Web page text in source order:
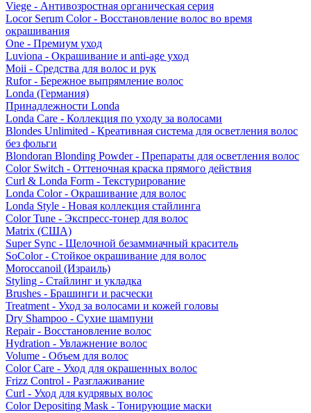
Viege - Антивозростная органическая серия
Locor Serum Color - Восстановление волос во время
окрашивания
One - Премиум уход
Luviona - Окрашивание и anti-age уход
Moii - Средства для волос и рук
Rufor - Бережное выпрямление волос
Londa (Германия)
Принадлежности Londa
Londa Care - Коллекция по уходу за волосами
Blondes Unlimited - Креативная система для осветления волос
без фольги
Blondoran Blonding Powder - Препараты для осветления волос
Color Switch - Оттеночная краска прямого действия
Curl & Londa Form - Текстурирование
Londa Color - Окрашивание для волос
Londa Style - Новая коллекция стайлинга
Color Tune - Экспресс-тонер для волос
Matrix (США)
Super Sync - Щелочной безаммиачный краситель
SoColor - Стойкое окрашивание для волос
Moroccanoil (Израиль)
Styling - Стайлинг и укладка
Brushes - Брашинги и расчески
Treatment - Уход за волосами и кожей головы
Dry Shampoo - Сухие шампуни
Repair - Восстановление волос
Hydration - Увлажнение волос
Volume - Объем для волос
Color Care - Уход для окрашенных волос
Frizz Control - Разглаживание
Curl - Уход для кудрявых волос
Color Depositing Mask - Тонирующие маски